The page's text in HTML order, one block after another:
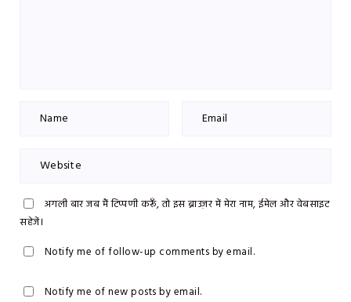
अगली बार जब मैं टिप्पणी करूँ, तो इस ब्राउज़र में मेरा नाम, ईमेल और वेबसाइट
सहेजें।
Notify me of follow-up comments by email.
Notify me of new posts by email.